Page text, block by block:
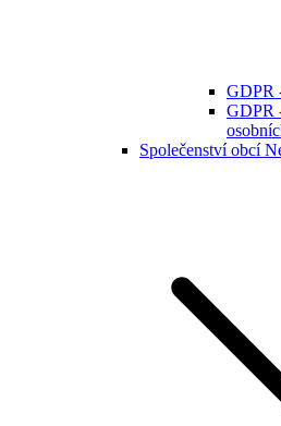
GDPR
GDPR
Společenství obcí